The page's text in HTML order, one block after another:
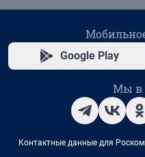
Google Play
Мы в
Контактные данные для